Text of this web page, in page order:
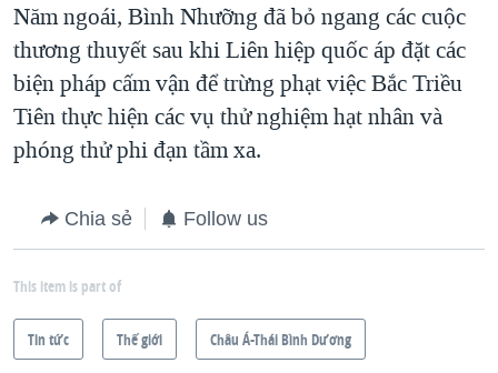
Năm ngoái, Bình Nhưỡng đã bỏ ngang các cuộc
thương thuyết sau khi Liên hiệp quốc áp đặt các
biện pháp cấm vận để trừng phạt việc Bắc Triều
Tiên thực hiện các vụ thử nghiệm hạt nhân và
phóng thử phi đạn tầm xa.
Chia sẻ Follow us
This item is part of
Tin tức Thế giới Châu Á-Thái Bình Dương